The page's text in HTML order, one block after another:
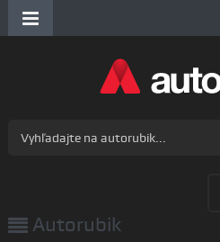
Autorubik